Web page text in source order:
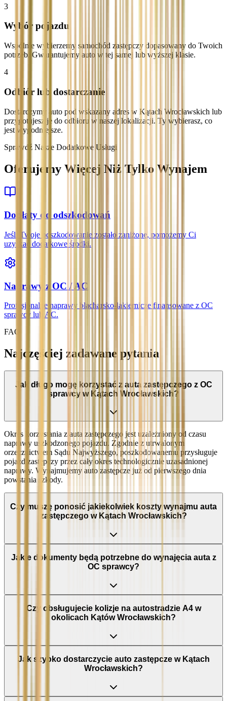
3
Wybór pojazdu
Wspólnie wybierzemy samochód zastępczy dopasowany do Twoich
potrzeb. Gwarantujemy auto w tej samej lub wyższej klasie.
4
Odbiór lub dostarczanie
Dostarczymy auto pod wskazany adres w Kątach Wrocławskich lub
przygotujesz je do odbioru w naszej lokalizacji. Ty wybierasz, co
jest wygodniejsze.
Sprawdź Nasze Dodatkowe Usługi
Oferujemy Więcej Niż Tylko Wynajem
Dopłaty do odszkodowań
Jeśli Twoje odszkodowanie zostało zaniżone, pomożemy Ci
uzyskać dodatkowe środki.
Naprawy z OC / AC
Profesjonalne naprawy blacharsko-lakiernicze finansowane z OC
sprawcy lub AC.
FAQ
Najczęściej zadawane pytania
Jak długo mogę korzystać z auta zastępczego z OC
sprawcy w Kątach Wrocławskich?
Okres korzystania z auta zastępczego jest uzależniony od czasu
naprawy uszkodzonego pojazdu. Zgodnie z utrwalonym
orzecznictwem Sądu Najwyższego, poszkodowanemu przysługuje
pojazd zastępczy przez cały okres technologicznie uzasadnionej
naprawy. Wynajmujemy auto zastępcze już od pierwszego dnia
powstania szkody.
Czy muszę ponosić jakiekolwiek koszty wynajmu auta
zastępczego w Kątach Wrocławskich?
Jakie dokumenty będą potrzebne do wynajęcia auta z
OC sprawcy?
Czy obsługujecie kolizje na autostradzie A4 w
okolicach Kątów Wrocławskich?
Jak szybko dostarczycie auto zastępcze w Kątach
Wrocławskich?